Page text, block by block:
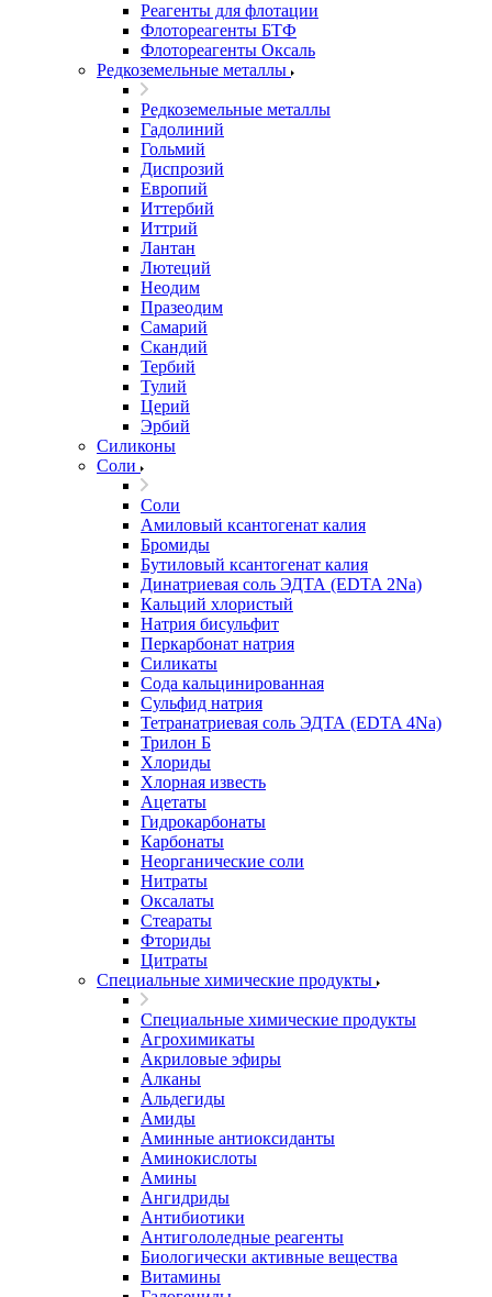
Реагенты для флотации
Флотореагенты БТФ
Флотореагенты Оксаль
Редкоземельные металлы
Редкоземельные металлы
Гадолиний
Гольмий
Диспрозий
Европий
Иттербий
Иттрий
Лантан
Лютеций
Неодим
Празеодим
Самарий
Скандий
Тербий
Тулий
Церий
Эрбий
Силиконы
Соли
Соли
Амиловый ксантогенат калия
Бромиды
Бутиловый ксантогенат калия
Динатриевая соль ЭДТА (EDTA 2Na)
Кальций хлористый
Натрия бисульфит
Перкарбонат натрия
Силикаты
Сода кальцинированная
Сульфид натрия
Тетранатриевая соль ЭДТА (EDTA 4Na)
Трилон Б
Хлориды
Хлорная известь
Ацетаты
Гидрокарбонаты
Карбонаты
Неорганические соли
Нитраты
Оксалаты
Стеараты
Фториды
Цитраты
Специальные химические продукты
Специальные химические продукты
Агрохимикаты
Акриловые эфиры
Алканы
Альдегиды
Амиды
Аминные антиоксиданты
Аминокислоты
Амины
Ангидриды
Антибиотики
Антигололедные реагенты
Биологически активные вещества
Витамины